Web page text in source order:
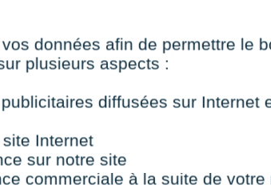
immobiliers ainsi
compétences
de projets immobiliers,
de patrimoines ou de
données afin de permettre le
plusieurs aspects :
diffusées sur Internet
site Internet
sur notre site
commerciale à la suite de votre